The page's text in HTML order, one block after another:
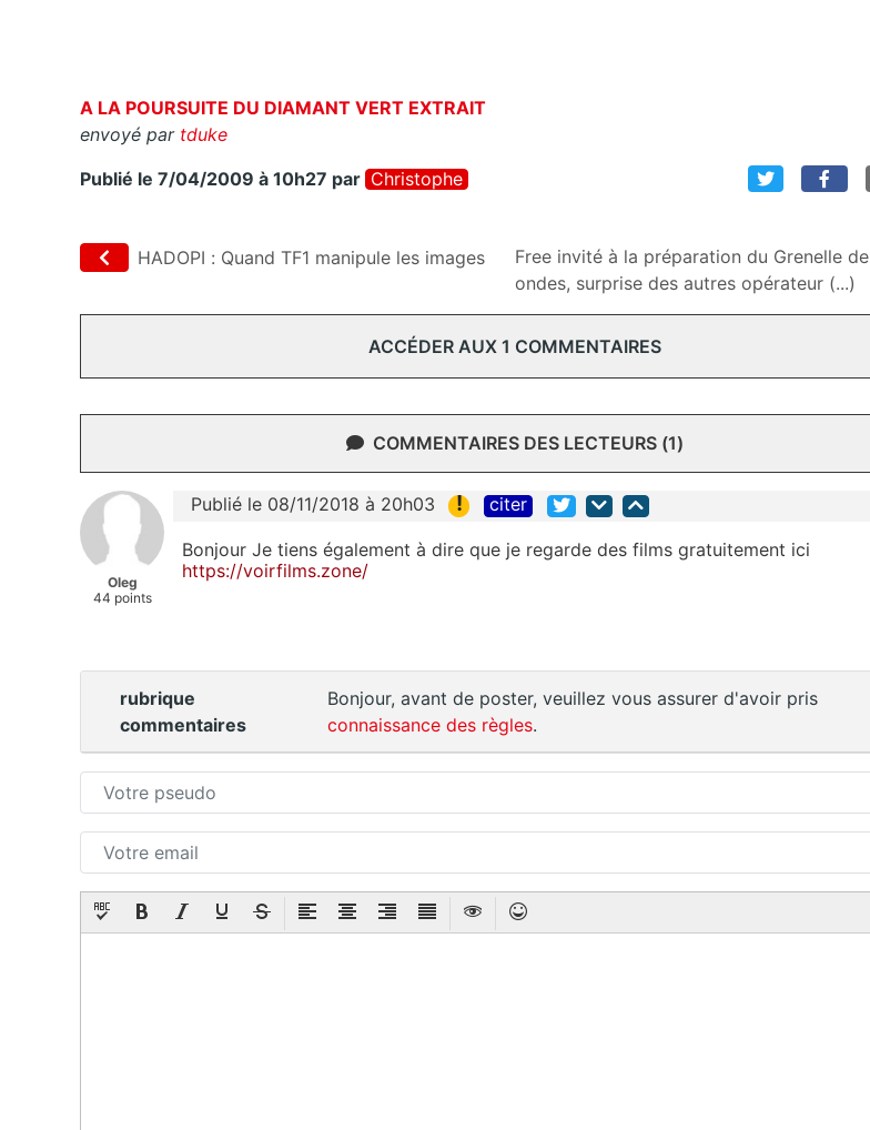
A LA POURSUITE DU DIAMANT VERT EXTRAIT
envoyé par tduke
Publié le 7/04/2009 à 10h27 par Christophe
HADOPI : Quand TF1 manipule les images
Free invité à la préparation du Grenelle de
ondes, surprise des autres opérateur (...)
ACCÉDER AUX 1 COMMENTAIRES
COMMENTAIRES DES LECTEURS (1)
Oleg
44 points
Publié le 08/11/2018 à 20h03 ! citer
Bonjour Je tiens également à dire que je regarde des films gratuitement ici
https://voirfilms.zone/
rubrique
commentaires
Bonjour, avant de poster, veuillez vous assurer d'avoir pris
connaissance des règles.